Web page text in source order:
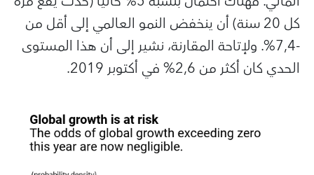
كل 20 سنة) أن ينخفض النمو العالمي إلى أقل من
-7,4%. ولإتاحة المقارنة، نشير إلى أن هذا المستوى
الحدي كان أكثر من 2,6% في أكتوبر 2019.